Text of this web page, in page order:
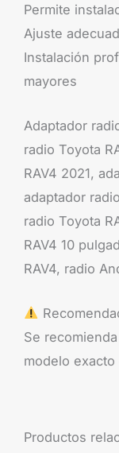
Permite
Ajuste
Instalación
mayores
Adaptador
radio Toyota
RAV4 2021,
adaptador
radio Toyota
RAV4 10
RAV4, radio
Se
modelo
Productos